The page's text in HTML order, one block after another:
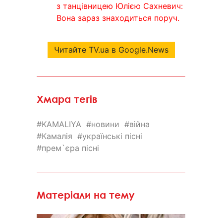
з танцівницею Юлією Сахневич:
Вона зараз знаходиться поруч.
Читайте TV.ua в Google.News
Хмара тегів
KAMALIYA новини
війна
Камалія
українські пісні
прем`єра пісні
Матеріали на тему